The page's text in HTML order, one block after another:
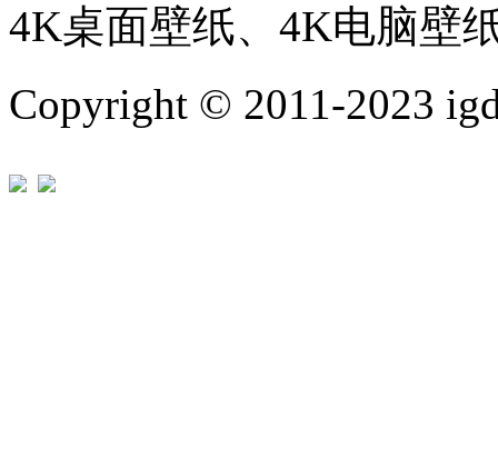
4K桌面壁纸、4K电脑壁
Copyright © 2011-2023